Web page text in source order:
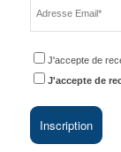
J'accepte de
J'accepte de
Inscription